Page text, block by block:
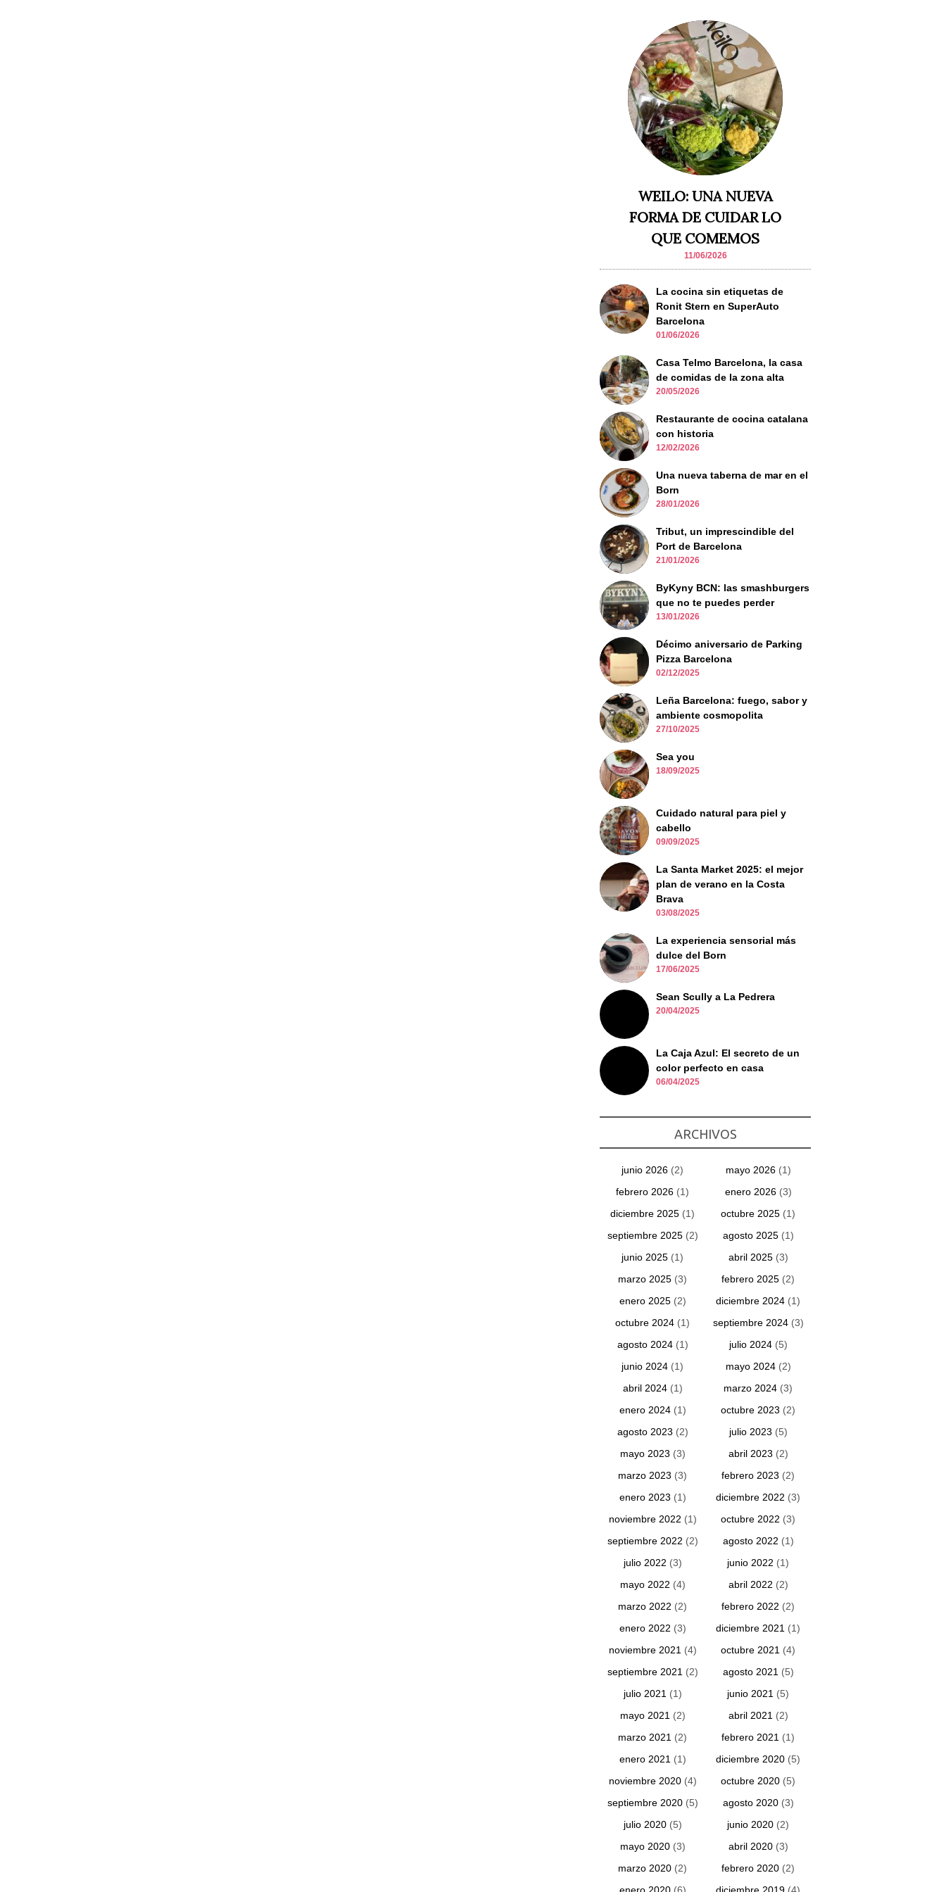
WEILO: UNA NUEVA
FORMA DE CUIDAR LO
QUE COMEMOS
11/06/2026
La cocina sin etiquetas de
Ronit Stern en SuperAuto
Barcelona
01/06/2026
Casa Telmo Barcelona, la casa
de comidas de la zona alta
20/05/2026
Restaurante de cocina catalana
con historia
12/02/2026
Una nueva taberna de mar en el
Born
28/01/2026
Tribut, un imprescindible del
Port de Barcelona
21/01/2026
ByKyny BCN: las smashburgers
que no te puedes perder
13/01/2026
Décimo aniversario de Parking
Pizza Barcelona
02/12/2025
Leña Barcelona: fuego, sabor y
ambiente cosmopolita
27/10/2025
Sea you
18/09/2025
Cuidado natural para piel y
cabello
09/09/2025
La Santa Market 2025: el mejor
plan de verano en la Costa
Brava
03/08/2025
La experiencia sensorial más
dulce del Born
17/06/2025
Sean Scully a La Pedrera
20/04/2025
La Caja Azul: El secreto de un
color perfecto en casa
06/04/2025
ARCHIVOS
junio 2026 (2) mayo 2026(1)
febrero 2026 (1) enero 2026(3)
diciembre 2025 (1) octubre 2025 (1)
septiembre 2025(2) agosto 2025(1)
junio 2025 (1) abril 2025(3)
marzo 2025 (3) febrero 2025 (2)
enero 2025(2) diciembre 2024 (1)
octubre 2024 (1) septiembre 2024(3)
agosto 2024(1) julio 2024(5)
junio 2024 (1) mayo 2024(2)
abril 2024(1) marzo 2024 (3)
enero 2024(1) octubre 2023 (2)
agosto 2023 (2) julio 2023 (5)
mayo 2023 (3) abril 2023 (2)
marzo 2023 (3) febrero 2023 (2)
enero 2023 (1) diciembre 2022 (3)
noviembre 2022 (1) octubre 2022 (3)
septiembre 2022 (2) agosto 2022 (1)
julio 2022 (3) junio 2022 (1)
mayo 2022 (4) abril 2022 (2)
marzo 2022 (2) febrero 2022 (2)
enero 2022 (3) diciembre 2021 (1)
noviembre 2021 (4) octubre 2021 (4)
septiembre 2021 (2) agosto 2021 (5)
julio 2021 (1) junio 2021 (5)
mayo 2021 (2) abril 2021 (2)
marzo 2021 (2) febrero 2021 (1)
enero 2021 (1) diciembre 2020 (5)
noviembre 2020(4) octubre 2020 (5)
septiembre 2020(5) agosto 2020(3)
julio 2020(5) junio 2020 (2)
mayo 2020(3) abril 2020(3)
marzo 2020 (2) febrero 2020 (2)